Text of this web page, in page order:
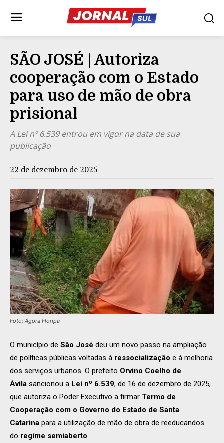
SÃO JOSÉ | Autoriza
cooperação com o Estado
para uso de mão de obra
prisional
A Lei nº 6.539 entrou em vigor na data de sua
publicação
22 de dezembro de 2025
Foto: Agora Floripa
O município de São José deu um novo passo na ampliação
de políticas públicas voltadas à ressocialização e à melhoria
dos serviços urbanos. O prefeito Orvino Coelho de
Ávila sancionou a Lei nº 6.539, de 16 de dezembro de 2025,
que autoriza o Poder Executivo a firmar Termo de
Cooperação com o Governo do Estado de Santa
Catarina para a utilização de mão de obra de reeducandos
do regime semiaberto.